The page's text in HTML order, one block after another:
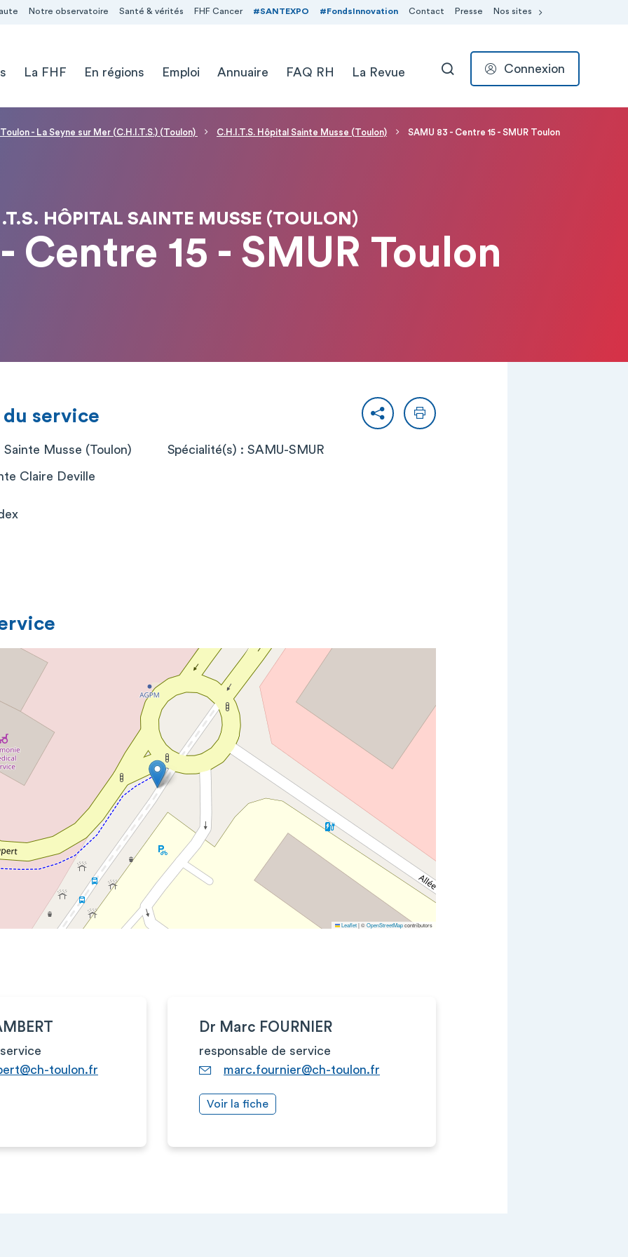
Notre observatoire Santé & vérités FHF Cancer #SANTEXPO #FondsInnovation Contact Presse Nos sites
La FHF En régions Emploi Annuaire FAQ RH La Revue RECHERCHER
Connexion
- La Seyne sur Mer (C.H.I.T.S.) (Toulon) C.H.I.T.S. Hôpital Sainte Musse (Toulon) SAMU 83 - Centre 15 - SMUR Toulon
HÔPITAL SAINTE MUSSE (TOULON)
Centre 15 - SMUR Toulon
PartagerImprimer
service
Musse (Toulon)
Claire Deville
Spécialité(s) : SAMU-SMUR
Leaflet|©OpenStreetMapcontributors
toulon.fr
Dr Marc FOURNIER
responsable de service
marc.fournier@ch-toulon.fr
Voir la fiche